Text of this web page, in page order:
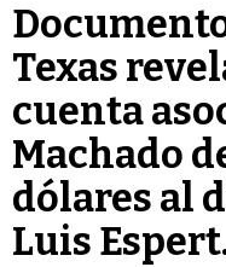
Texas
cuenta
Machado
dólares al
Luis